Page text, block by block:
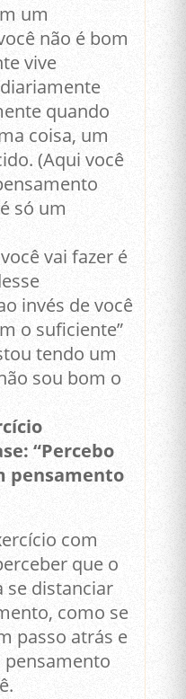
um
não é bom
vive
quando
coisa, um
(Aqui você
só um
vai fazer é
invés de você
o suficiente”
tendo um
sou bom o
“Percebo
pensamento
com
que o
se distanciar
como se
passo atrás e
pensamento